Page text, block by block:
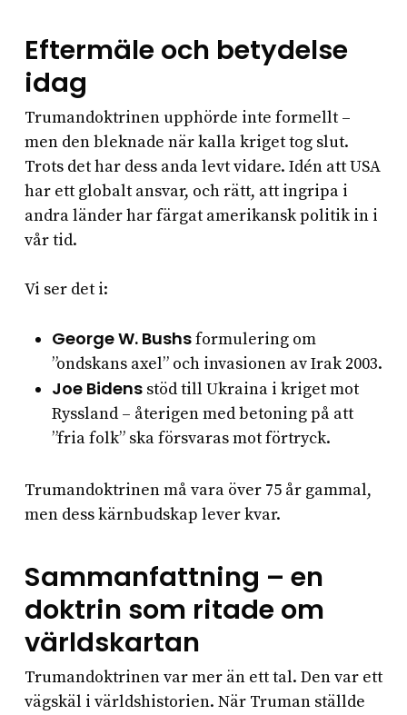
Eftermäle och betydelse
idag
Trumandoktrinen upphörde inte formellt –
men den bleknade när kalla kriget tog slut.
Trots det har dess anda levt vidare. Idén att USA
har ett globalt ansvar, och rätt, att ingripa i
andra länder har färgat amerikansk politik in i
vår tid.
Vi ser det i:
George W. Bushsformulering om
”ondskans axel” och invasionen av Irak 2003.
Joe Bidensstöd till Ukraina i kriget mot
Ryssland – återigen med betoning på att
”fria folk” ska försvaras mot förtryck.
Trumandoktrinen må vara över 75 år gammal,
men dess kärnbudskap lever kvar.
Sammanfattning – en
doktrin som ritade om
världskartan
Trumandoktrinen var mer än ett tal. Den var ett
vägskäl i världshistorien. När Truman ställde